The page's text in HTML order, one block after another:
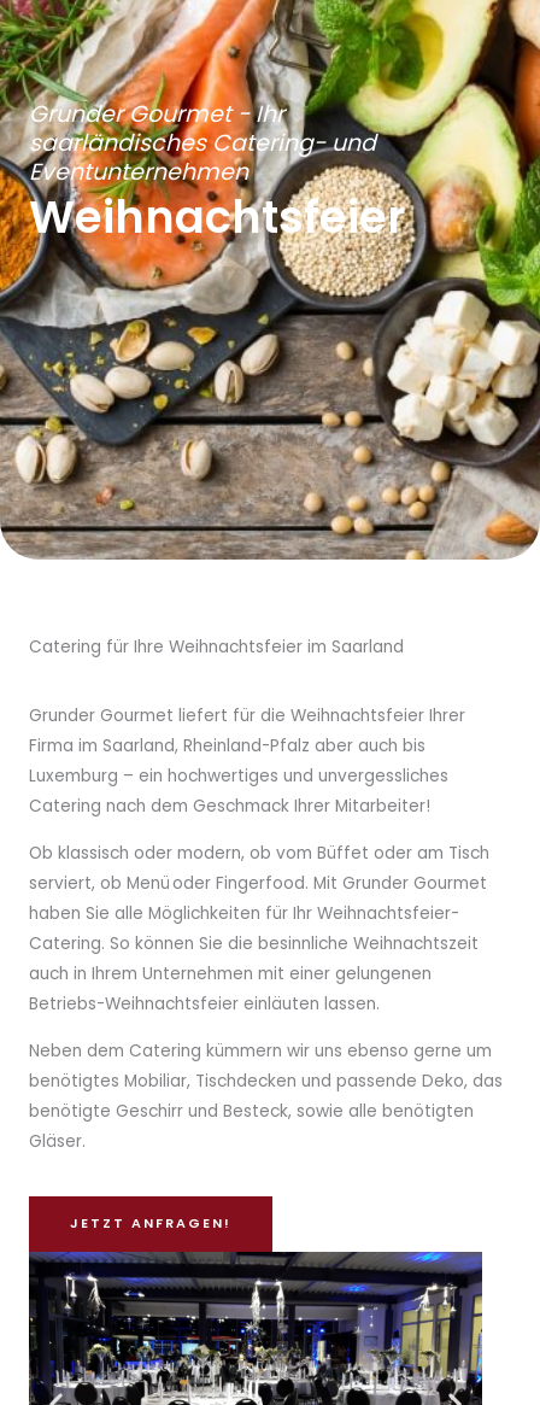
Grunder Gourmet - Ihr
saarländisches Catering- und
Eventunternehmen
Weihnachtsfeier
Catering für Ihre Weihnachtsfeier im Saarland
Grunder Gourmet liefert für die Weihnachtsfeier Ihrer
Firma im Saarland, Rheinland-Pfalz aber auch bis
Luxemburg – ein hochwertiges und unvergessliches
Catering nach dem Geschmack Ihrer Mitarbeiter!
Ob klassisch oder modern, ob vom Büffet oder am Tisch
serviert, ob Menü oder Fingerfood. Mit Grunder Gourmet
haben Sie alle Möglichkeiten für Ihr Weihnachtsfeier-
Catering. So können Sie die besinnliche Weihnachtszeit
auch in Ihrem Unternehmen mit einer gelungenen
Betriebs-Weihnachtsfeier einläuten lassen.
Neben dem Catering kümmern wir uns ebenso gerne um
benötigtes Mobiliar, Tischdecken und passende Deko, das
benötigte Geschirr und Besteck, sowie alle benötigten
Gläser.
JETZT ANFRAGEN!